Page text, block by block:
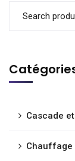
Cascade
Chauffage